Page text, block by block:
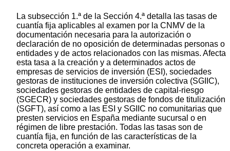
La subsección 1.ª de la Sección 4.ª detalla las tasas de
cuantía fija aplicables al examen por la CNMV de la
documentación necesaria para la autorización o
declaración de no oposición de determinadas personas o
entidades y de actos relacionados con las mismas. Afecta
esta tasa a la creación y a determinados actos de
empresas de servicios de inversión (ESI), sociedades
gestoras de instituciones de inversión colectiva (SGIIC),
sociedades gestoras de entidades de capital-riesgo
(SGECR) y sociedades gestoras de fondos de titulización
(SGFT), así como a las ESI y SGIIC no comunitarias que
presten servicios en España mediante sucursal o en
régimen de libre prestación. Todas las tasas son de
cuantía fija, en función de las características de la
concreta operación a examinar.